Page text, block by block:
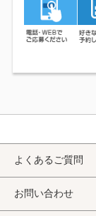
よくあるご質問
お問い合わせ